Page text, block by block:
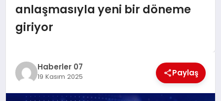
TEKNOLOJI
EĞITIM
MAGAZIN
anlaşmasıyla yeni bir döneme
giriyor
Haberler 07
19 Kasım 2025 Paylaş